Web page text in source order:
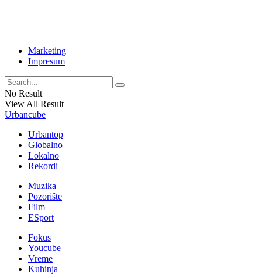
Marketing
Impresum
No Result
View All Result
Urbancube
Urbantop
Globalno
Lokalno
Rekordi
Muzika
Pozorište
Film
ESport
Fokus
Youcube
Vreme
Kuhinja